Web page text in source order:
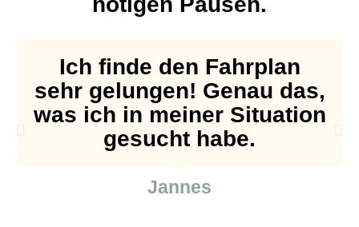
Ich finde den Fahrplan
sehr gelungen! Genau das,
was ich in meiner Situation
gesucht habe.
Jannes